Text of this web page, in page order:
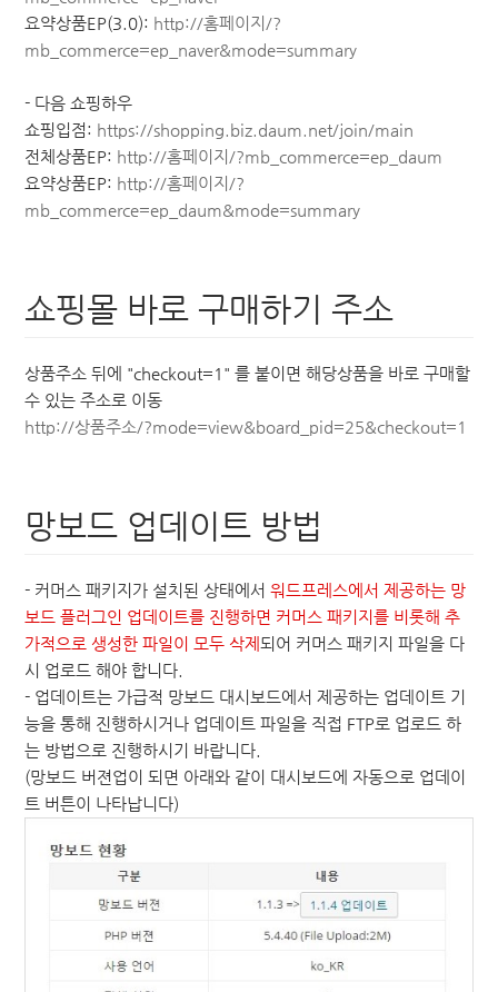
요약상품EP(3.0): http://홈페이지/?
mb_commerce=ep_naver&mode=summary
- 다음 쇼핑하우
쇼핑입점: https://shopping.biz.daum.net/join/main
전체상품EP: http://홈페이지/?mb_commerce=ep_daum
요약상품EP: http://홈페이지/?
mb_commerce=ep_daum&mode=summary
쇼핑몰 바로 구매하기 주소
상품주소 뒤에 "checkout=1" 를 붙이면 해당상품을 바로 구매할
수 있는 주소로 이동
http://상품주소/?mode=view&board_pid=25&checkout=1
망보드 업데이트 방법
- 커머스 패키지가 설치된 상태에서 워드프레스에서 제공하는 망
보드 플러그인 업데이트를 진행하면 커머스 패키지를 비롯해 추
가적으로 생성한 파일이 모두 삭제 되어 커머스 패키지 파일을 다
시 업로드 해야 합니다.
- 업데이트는 가급적 망보드 대시보드에서 제공하는 업데이트 기
능을 통해 진행하시거나 업데이트 파일을 직접 FTP로 업로드 하
는 방법으로 진행하시기 바랍니다.
(망보드 버젼업이 되면 아래와 같이 대시보드에 자동으로 업데이
트 버튼이 나타납니다)